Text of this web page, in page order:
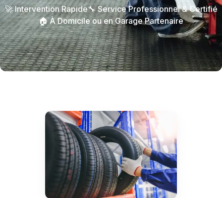
🚀 Intervention Rapide🔧 Service Professionnel & Certifié
🏠 À Domicile ou en Garage Partenaire